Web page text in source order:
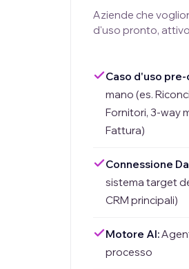
Aziende che
d'uso pronto,
Caso d'uso
mano (es.
Fornitori, 3-way
Fattura)
Connessione
sistema target
CRM principali)
Motore AI:
processo